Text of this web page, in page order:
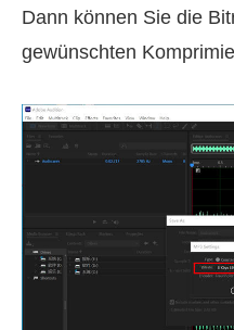
Dann können Sie die
gewünschten